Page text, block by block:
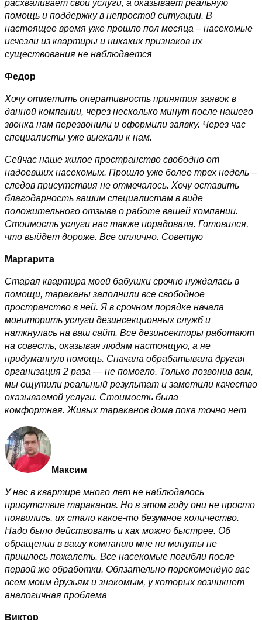
расхваливает свои услуги, а оказывает реальную
помощь и поддержку в непростой ситуации. В
настоящее время уже прошло пол месяца – насекомые
исчезли из квартиры и никаких признаков их
существования не наблюдается
Федор
Хочу отметить оперативность принятия заявок в
данной компании, через несколько минут после нашего
звонка нам перезвонили и оформили заявку. Через час
специалисты уже выехали к нам.
Сейчас наше жилое пространство свободно от
надоевших насекомых. Прошло уже более трех недель –
следов присутствия не отмечалось. Хочу оставить
благодарность вашим специалистам в виде
положительного отзыва о работе вашей компании.
Стоимость услуги нас также порадовала. Готовился,
что выйдет дороже. Все отлично. Советую
Маргарита
Старая квартира моей бабушки срочно нуждалась в
помощи, тараканы заполнили все свободное
пространство в ней. Я в срочном порядке начала
мониторить услуги дезинсекционных служб и
наткнулась на ваш сайт. Все дезинсекторы работают
на совесть, оказывая людям настоящую, а не
придуманную помощь. Сначала обрабатывала другая
организация 2 раза — не помогло. Только позвонив вам,
мы ощутили реальный результат и заметили качество
оказываемой услуги. Стоимость была
комфортная. Живых тараканов дома пока точно нет
Максим
У нас в квартире много лет не наблюдалось
присутствие тараканов. Но в этом году они не просто
появились, их стало какое-то безумное количество.
Надо было действовать и как можно быстрее. Об
обращении в вашу компанию мне ни минуты не
пришлось пожалеть. Все насекомые погибли после
первой же обработки. Обязательно порекомендую вас
всем моим друзьям и знакомым, у которых возникнет
аналогичная проблема
Виктор